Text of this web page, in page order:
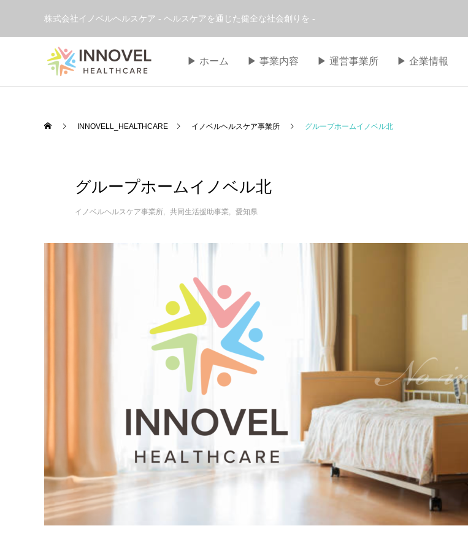
株式会社イノベルヘルスケア - ヘルスケアを通じた健全な社会創りを -
▶︎ ホーム ▶︎ 事業内容 ▶︎ 運営事業所 ▶︎ 企業情報
INNOVELL_HEALTHCARE イノベルヘルスケア事業所 グループホームイノベル北
グループホームイノベル北
イノベルヘルスケア事業所 共同生活援助事業 愛知県